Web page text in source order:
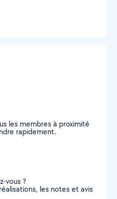
les membres à proximité
rapidement.
vous ?
les notes et avis